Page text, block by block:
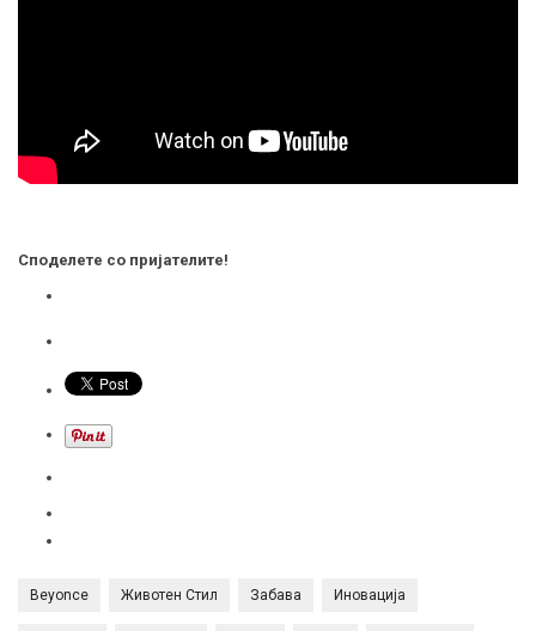
Споделете со пријателите!
Beyonce Животен Стил Забава Иновација